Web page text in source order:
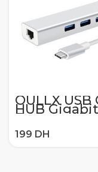
OULLX USB
HUB Gigabit
Ethernet
Lan
USB type C